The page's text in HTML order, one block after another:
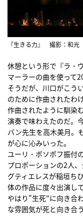
『生きる力』 撮影：和光
休憩という形で『ラ・
マーラーの曲を使って
そうだが、川口がこう
のために作曲されたわ
作曲されたように馴染
演奏で味わえたのだ。
バン先生を高木美月。
が心に沁みいった。
ユーリ・ポソポフ振付
プロポーションの2人
グティエレスが稲垣ち
体の作品に度々出演し
やはり"生死"に向き合
な雰囲気が死と向き合